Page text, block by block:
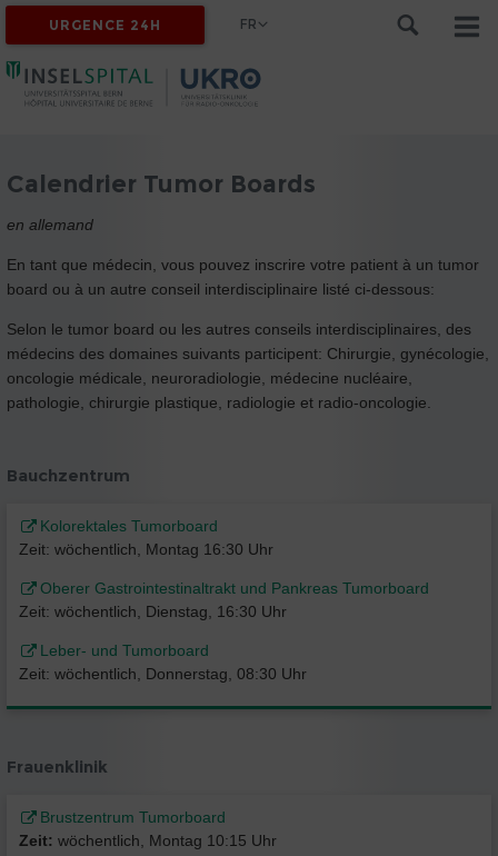
URGENCE 24H FR
Calendrier Tumor Boards
en allemand
En tant que médecin, vous pouvez inscrire votre patient à un tumor
board ou à un autre conseil interdisciplinaire listé ci-dessous:
Selon le tumor board ou les autres conseils interdisciplinaires, des
médecins des domaines suivants participent: Chirurgie, gynécologie,
oncologie médicale, neuroradiologie, médecine nucléaire,
pathologie, chirurgie plastique, radiologie et radio-oncologie.
Bauchzentrum
Kolorektales Tumorboard
Zeit: wöchentlich, Montag 16:30 Uhr
Oberer Gastrointestinaltrakt und Pankreas Tumorboard
Zeit: wöchentlich, Dienstag, 16:30 Uhr
Leber- und Tumorboard
Zeit: wöchentlich, Donnerstag, 08:30 Uhr
Frauenklinik
Brustzentrum Tumorboard
Zeit: wöchentlich, Montag 10:15 Uhr